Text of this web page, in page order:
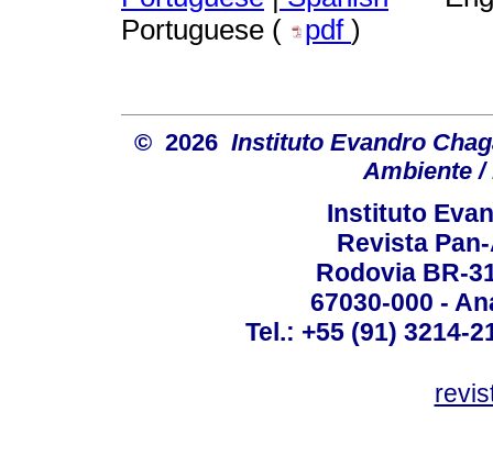
Portuguese (
pdf )
© 2026 Instituto Evandro
Ambiente /
Instituto
Revista
Rodovia BR-
67030-000 -
Tel.: +55 (91) 3214-